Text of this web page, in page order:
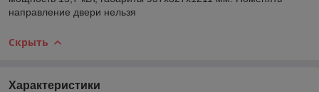
направление двери нельзя
Скрыть
Характеристики